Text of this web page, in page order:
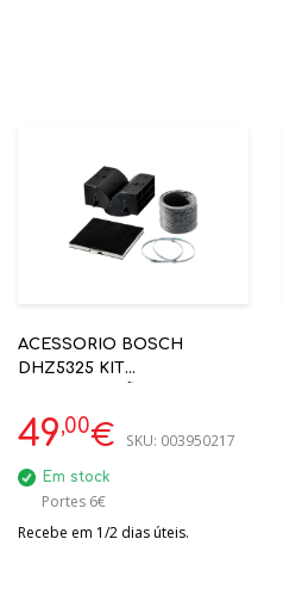
ACESSORIO BOSCH
DHZ5325 KIT
49,00€ SKU: 003950217
Em stock
Portes 6€
Recebe em 1/2 dias úteis.